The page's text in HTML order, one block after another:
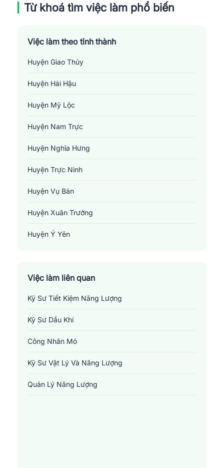
Từ khoá tìm việc làm phổ biến
Việc làm theo tỉnh thành
Huyện Giao Thủy
Huyện Hải Hậu
Huyện Mỹ Lộc
Huyện Nam Trực
Huyện Nghĩa Hưng
Huyện Trực Ninh
Huyện Vụ Bản
Huyện Xuân Trường
Huyện Ý Yên
Việc làm liên quan
Kỹ Sư Tiết Kiệm Năng Lượng
Kỹ Sư Dầu Khí
Công Nhân Mỏ
Kỹ Sư Vật Lý Và Năng Lượng
Quản Lý Năng Lượng